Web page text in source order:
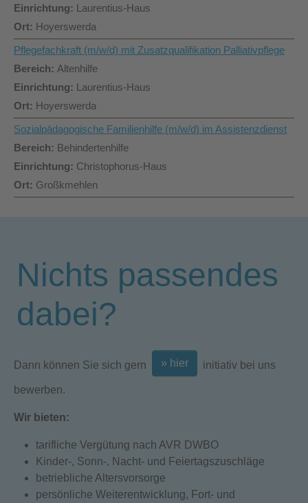
Laurentius-Haus
Hoyerswerda
Pflegefachkraft (m/w/d) mit Zusatzqualifikation Palliativpflege
Altenhilfe
Laurentius-Haus
Hoyerswerda
Sozialpädagogische Familienhilfe (m/w/d) im Assistenzdienst
Behindertenhilfe
Christophorus-Haus
Großkmehlen
Nichts passendes
dabei?
Dann können Sie sich gern » hier initiativ bei uns
bewerben.
Wir bieten:
tarifliche Vergütung nach AVR DWBO
Kinder-, Sonn-, Nacht- und Feiertagszuschläge
betriebliche Altersvorsorge
persönliche Weiterentwicklung, Fort- und